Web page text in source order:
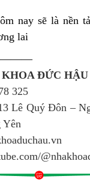
nay sẽ là nền
lai
KHOA ĐỨC HẬU
325
Lê Quý Đôn –
Yên